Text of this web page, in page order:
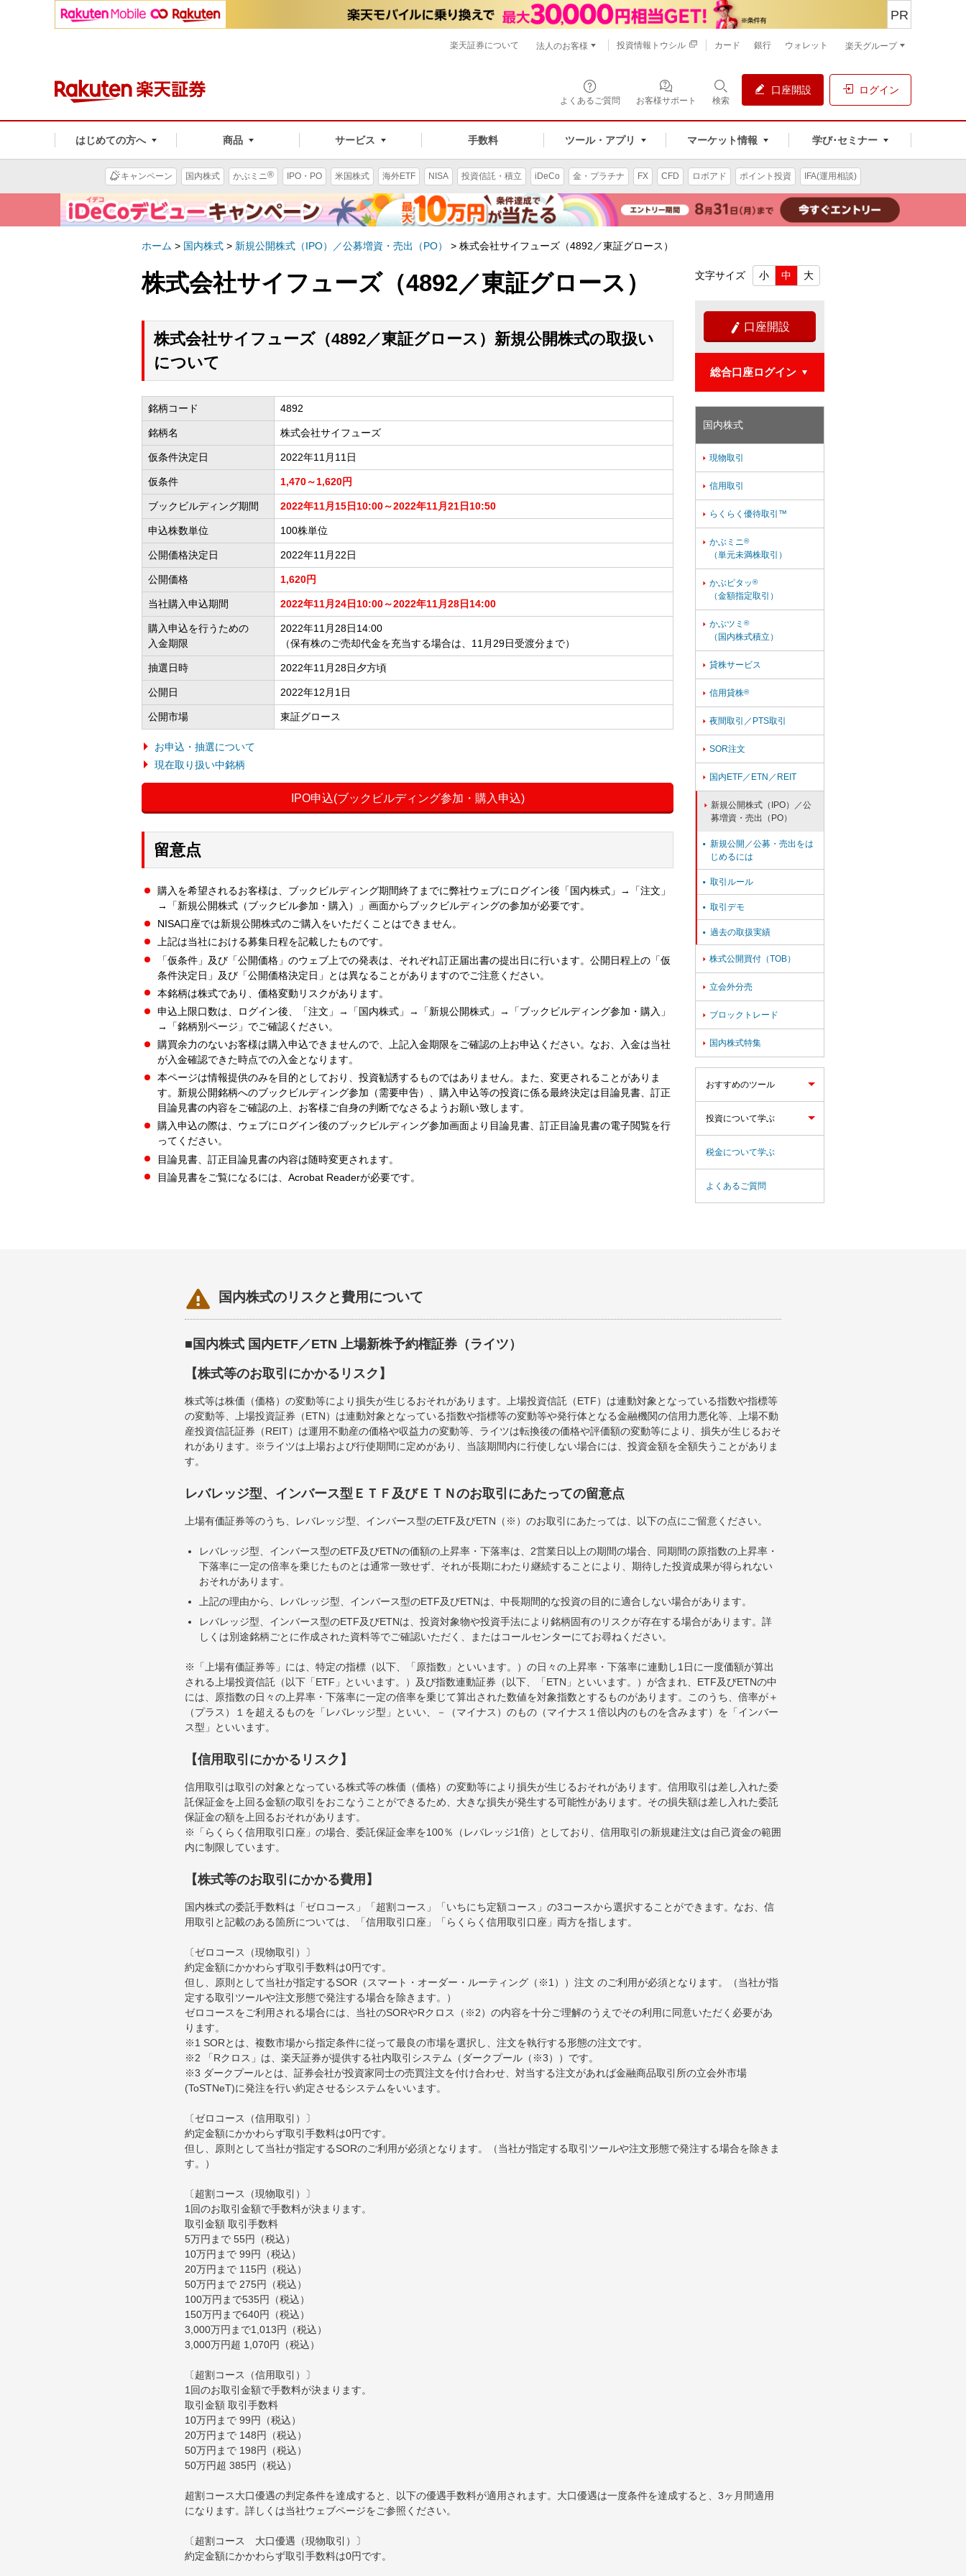
よくあるご質問 お客様サポート 検索
口座開設 ログイン
はじめての方へ 商品 サービス 手数料 ツール・アプリ マーケット情報 学び･セミナー
PR
楽天証券について 法人のお客様 投資情報トウシル カード 銀行 ウォレット 楽天グループ
キャンペーン 国内株式 かぶミニ® IPO・PO 米国株式 海外ETF NISA 投資信託・積立 iDeCo 金・プラチナ FX CFD ロボアド ポイント投資 IFA(運用相談)
ホーム > 国内株式 > 新規公開株式（IPO）／公募増資・売出（PO） > 株式会社サイフューズ（4892／東証グロース）
株式会社サイフューズ（4892／東証グロース）
株式会社サイフューズ（4892／東証グロース）新規公開株式の取扱い
について
銘柄コード 4892
銘柄名 株式会社サイフューズ
仮条件決定日 2022年11月11日
仮条件 1,470～1,620円
ブックビルディング期間 2022年11月15日10:00～2022年11月21日10:50
申込株数単位 100株単位
公開価格決定日 2022年11月22日
公開価格 1,620円
当社購入申込期間 2022年11月24日10:00～2022年11月28日14:00
購入申込を行うための
入金期限
2022年11月28日14:00
（保有株のご売却代金を充当する場合は、11月29日受渡分まで）
抽選日時 2022年11月28日夕方頃
公開日 2022年12月1日
公開市場 東証グロース
お申込・抽選について
現在取り扱い中銘柄
IPO申込(ブックビルディング参加・購入申込)
留意点
購入を希望されるお客様は、ブックビルディング期間終了までに弊社ウェブにログイン後「国内株式」→「注文」
→「新規公開株式（ブックビル参加・購入）」画面からブックビルディングの参加が必要です。
NISA口座では新規公開株式のご購入をいただくことはできません。
上記は当社における募集日程を記載したものです。
「仮条件」及び「公開価格」のウェブ上での発表は、それぞれ訂正届出書の提出日に行います。公開日程上の「仮
条件決定日」及び「公開価格決定日」とは異なることがありますのでご注意ください。
本銘柄は株式であり、価格変動リスクがあります。
申込上限口数は、ログイン後、「注文」→「国内株式」→「新規公開株式」→「ブックビルディング参加・購入」
→「銘柄別ページ」でご確認ください。
購買余力のないお客様は購入申込できませんので、上記入金期限をご確認の上お申込ください。なお、入金は当社
が入金確認できた時点での入金となります。
本ページは情報提供のみを目的としており、投資勧誘するものではありません。また、変更されることがありま
す。新規公開銘柄へのブックビルディング参加（需要申告）、購入申込等の投資に係る最終決定は目論見書、訂正
目論見書の内容をご確認の上、お客様ご自身の判断でなさるようお願い致します。
購入申込の際は、ウェブにログイン後のブックビルディング参加画面より目論見書、訂正目論見書の電子閲覧を行
ってください。
目論見書、訂正目論見書の内容は随時変更されます。
目論見書をご覧になるには、Acrobat Readerが必要です。
文字サイズ 小 中 大
 口座開設
総合口座ログイン
国内株式
 現物取引
 信用取引
 らくらく優待取引™
 かぶミニ®
（単元未満株取引）
 かぶピタッ®
（金額指定取引）
 かぶツミ®
（国内株式積立）
 貸株サービス
 信用貸株®
 夜間取引／PTS取引
 SOR注文
 国内ETF／ETN／REIT
 新規公開株式（IPO）／公
募増資・売出（PO）
 新規公開／公募・売出をは
じめるには
 取引ルール
 取引デモ
 過去の取扱実績
 株式公開買付（TOB）
 立会外分売
 ブロックトレード
 国内株式特集
おすすめのツール
投資について学ぶ
税金について学ぶ
よくあるご質問
 国内株式のリスクと費用について
■国内株式 国内ETF／ETN 上場新株予約権証券（ライツ）
【株式等のお取引にかかるリスク】
株式等は株価（価格）の変動等により損失が生じるおそれがあります。上場投資信託（ETF）は連動対象となっている指数や指標等
の変動等、上場投資証券（ETN）は連動対象となっている指数や指標等の変動等や発行体となる金融機関の信用力悪化等、上場不動
産投資信託証券（REIT）は運用不動産の価格や収益力の変動等、ライツは転換後の価格や評価額の変動等により、損失が生じるおそ
れがあります。※ライツは上場および行使期間に定めがあり、当該期間内に行使しない場合には、投資金額を全額失うことがありま
す。
レバレッジ型、インバース型ＥＴＦ及びＥＴＮのお取引にあたっての留意点
上場有価証券等のうち、レバレッジ型、インバース型のETF及びETN（※）のお取引にあたっては、以下の点にご留意ください。
レバレッジ型、インバース型のETF及びETNの価額の上昇率・下落率は、2営業日以上の期間の場合、同期間の原指数の上昇率・
下落率に一定の倍率を乗じたものとは通常一致せず、それが長期にわたり継続することにより、期待した投資成果が得られない
おそれがあります。
上記の理由から、レバレッジ型、インバース型のETF及びETNは、中長期間的な投資の目的に適合しない場合があります。
レバレッジ型、インバース型のETF及びETNは、投資対象物や投資手法により銘柄固有のリスクが存在する場合があります。詳
しくは別途銘柄ごとに作成された資料等でご確認いただく、またはコールセンターにてお尋ねください。
※「上場有価証券等」には、特定の指標（以下、「原指数」といいます。）の日々の上昇率・下落率に連動し1日に一度価額が算出
される上場投資信託（以下「ETF」といいます。）及び指数連動証券（以下、「ETN」といいます。）が含まれ、ETF及びETNの中
には、原指数の日々の上昇率・下落率に一定の倍率を乗じて算出された数値を対象指数とするものがあります。このうち、倍率が＋
（プラス）１を超えるものを「レバレッジ型」といい、－（マイナス）のもの（マイナス１倍以内のものを含みます）を「インバー
ス型」といいます。
【信用取引にかかるリスク】
信用取引は取引の対象となっている株式等の株価（価格）の変動等により損失が生じるおそれがあります。信用取引は差し入れた委
託保証金を上回る金額の取引をおこなうことができるため、大きな損失が発生する可能性があります。その損失額は差し入れた委託
保証金の額を上回るおそれがあります。
※「らくらく信用取引口座」の場合、委託保証金率を100％（レバレッジ1倍）としており、信用取引の新規建注文は自己資金の範囲
内に制限しています。
【株式等のお取引にかかる費用】
国内株式の委託手数料は「ゼロコース」「超割コース」「いちにち定額コース」の3コースから選択することができます。なお、信
用取引と記載のある箇所については、「信用取引口座」「らくらく信用取引口座」両方を指します。
〔ゼロコース（現物取引）〕
約定金額にかかわらず取引手数料は0円です。
但し、原則として当社が指定するSOR（スマート・オーダー・ルーティング（※1））注文 のご利用が必須となります。（当社が指
定する取引ツールや注文形態で発注する場合を除きます。）
ゼロコースをご利用される場合には、当社のSORやRクロス（※2）の内容を十分ご理解のうえでその利用に同意いただく必要があ
ります。
※1 SORとは、複数市場から指定条件に従って最良の市場を選択し、注文を執行する形態の注文です。
※2 「Rクロス」は、楽天証券が提供する社内取引システム（ダークプール（※3））です。
※3 ダークプールとは、証券会社が投資家同士の売買注文を付け合わせ、対当する注文があれば金融商品取引所の立会外市場
(ToSTNeT)に発注を行い約定させるシステムをいいます。
〔ゼロコース（信用取引）〕
約定金額にかかわらず取引手数料は0円です。
但し、原則として当社が指定するSORのご利用が必須となります。（当社が指定する取引ツールや注文形態で発注する場合を除きま
す。）
〔超割コース（現物取引）〕
1回のお取引金額で手数料が決まります。
取引金額 取引手数料
5万円まで 55円（税込）
10万円まで 99円（税込）
20万円まで 115円（税込）
50万円まで 275円（税込）
100万円まで535円（税込）
150万円まで640円（税込）
3,000万円まで1,013円（税込）
3,000万円超 1,070円（税込）
〔超割コース（信用取引）〕
1回のお取引金額で手数料が決まります。
取引金額 取引手数料
10万円まで 99円（税込）
20万円まで 148円（税込）
50万円まで 198円（税込）
50万円超 385円（税込）
超割コース大口優遇の判定条件を達成すると、以下の優遇手数料が適用されます。大口優遇は一度条件を達成すると、3ヶ月間適用
になります。詳しくは当社ウェブページをご参照ください。
〔超割コース 大口優遇（現物取引）〕
約定金額にかかわらず取引手数料は0円です。